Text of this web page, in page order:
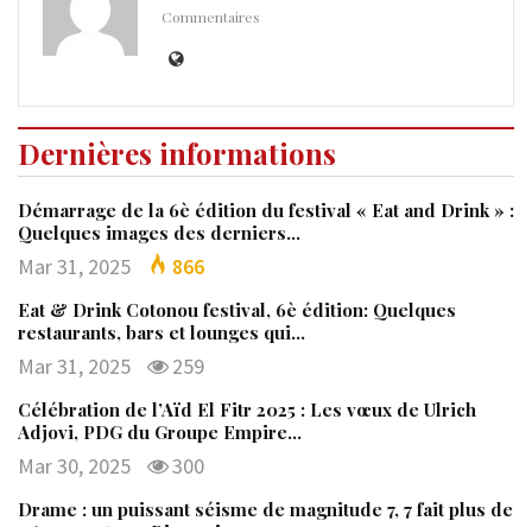
Commentaires
Dernières informations
Démarrage de la 6è édition du festival « Eat and Drink » :
Quelques images des derniers…
Mar 31, 2025 866
Eat & Drink Cotonou festival, 6è édition: Quelques
restaurants, bars et lounges qui…
Mar 31, 2025 259
Célébration de l’Aïd El Fitr 2025 : Les vœux de Ulrich
Adjovi, PDG du Groupe Empire…
Mar 30, 2025 300
Drame : un puissant séisme de magnitude 7, 7 fait plus de